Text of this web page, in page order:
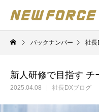
バックナンバー 社長
新人研修で目指す チ
2025.04.08 社長DXブログ